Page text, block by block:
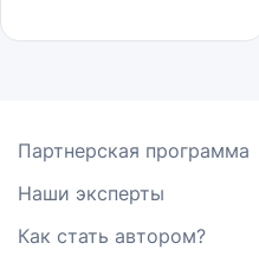
Партнерская программа
Наши эксперты
Как стать автором?